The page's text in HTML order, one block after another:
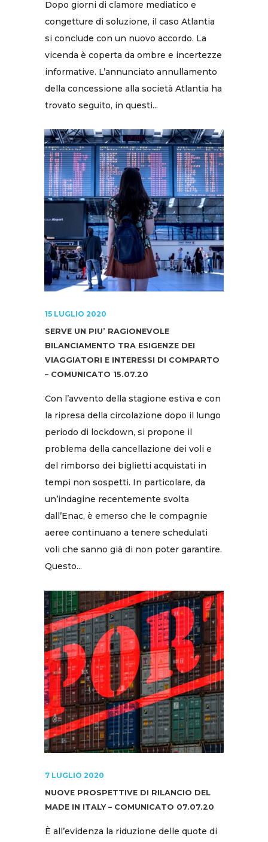
Dopo giorni di clamore mediatico e
congetture di soluzione, il caso Atlantia
si conclude con un nuovo accordo. La
vicenda è coperta da ombre e incertezze
informative. L’annunciato annullamento
della concessione alla società Atlantia ha
trovato seguito, in questi...
15 LUGLIO 2020
SERVE UN PIU’ RAGIONEVOLE
BILANCIAMENTO TRA ESIGENZE DEI
VIAGGIATORI E INTERESSI DI COMPARTO
– COMUNICATO 15.07.20
Con l’avvento della stagione estiva e con
la ripresa della circolazione dopo il lungo
periodo di lockdown, si propone il
problema della cancellazione dei voli e
del rimborso dei biglietti acquistati in
tempi non sospetti. In particolare, da
un’indagine recentemente svolta
dall’Enac, è emerso che le compagnie
aeree continuano a tenere schedulati
voli che sanno già di non poter garantire.
Questo...
7 LUGLIO 2020
NUOVE PROSPETTIVE DI RILANCIO DEL
MADE IN ITALY – COMUNICATO 07.07.20
È all’evidenza la riduzione delle quote di